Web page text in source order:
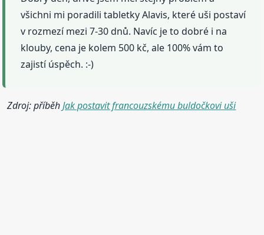
všichni mi poradili tabletky Alavis, které uši postaví
v rozmezí mezi 7-30 dnů. Navíc je to dobré i na
klouby, cena je kolem 500 kč, ale 100% vám to
zajistí úspěch. :-)
Zdroj: příběhJak postavit francouzskému buldočkovi uši